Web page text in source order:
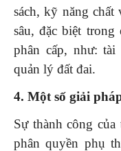
sách, kỹ năng chất
sâu, đặc biệt
phân cấp, như:
quản lý đất đai.
4. Một số giải
Sự thành công của
phân quyền phụ